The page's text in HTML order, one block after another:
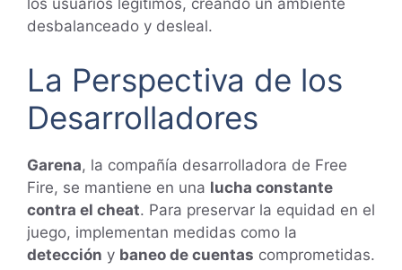
los usuarios legítimos, creando un ambiente
desbalanceado y desleal.
La Perspectiva de los
Desarrolladores
Garena, la compañía desarrolladora de Free
Fire, se mantiene en una lucha constante
contra el cheat. Para preservar la equidad en el
juego, implementan medidas como la
detección y baneo de cuentas comprometidas.